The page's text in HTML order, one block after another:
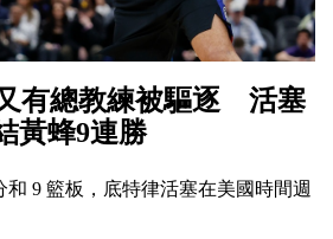
有總教練被驅逐 活塞
黃蜂9連勝
和 9 籃板，底特律活塞在美國時間週